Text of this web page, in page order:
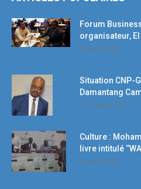
Forum
organisateur,
19 avril 2018
Situation CNP-
Damantang
11 octobre 2017
Culture :
livre intitulé
5 mars 2018